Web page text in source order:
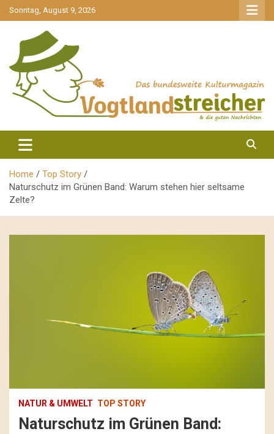
gehe
zum
Sonntag, August 9, 2026
Vogtlandstreicher
Home
Top Story
Naturschutz im Grünen Band: Warum stehen hier seltsame
Zelte?
NATUR & UMWELT TOP STORY
Naturschutz im Grünen Band: